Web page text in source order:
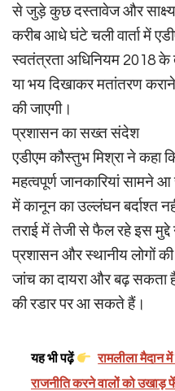
से जुड़े कुछ दस्तावेज और साक्ष्य
करीब आधे घंटे चली वार्ता में
स्वतंत्रता अधिनियम 2018 के
या भय दिखाकर मतांतरण
की जाएगी।
प्रशासन का सख्त संदेश
एडीएम कौस्तुभ मिश्रा ने कहा
महत्वपूर्ण जानकारियां सामने
में कानून का उल्लंघन बर्दाश्त
तराई में तेजी से फैल रहे इस
प्रशासन और स्थानीय लोगों
जांच का दायरा और बढ़
की रडार पर आ सकते हैं।
यह भी पढ़ें
रामलीला मैदान
राजनीति करने वालों को उखाड़